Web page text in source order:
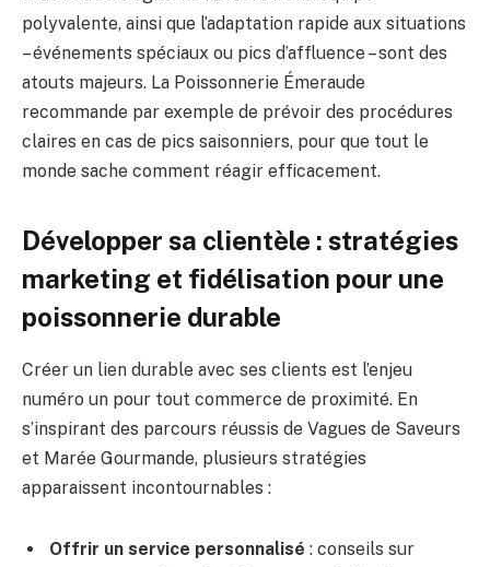
polyvalente, ainsi que l’adaptation rapide aux situations
– événements spéciaux ou pics d’affluence – sont des
atouts majeurs. La Poissonnerie Émeraude
recommande par exemple de prévoir des procédures
claires en cas de pics saisonniers, pour que tout le
monde sache comment réagir efficacement.
Développer sa clientèle : stratégies
marketing et fidélisation pour une
poissonnerie durable
Créer un lien durable avec ses clients est l’enjeu
numéro un pour tout commerce de proximité. En
s’inspirant des parcours réussis de Vagues de Saveurs
et Marée Gourmande, plusieurs stratégies
apparaissent incontournables :
Offrir un service personnalisé : conseils sur